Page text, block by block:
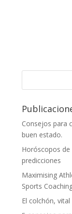
Consejos para
buen estado.
Horóscopos
predicciones
Maximising
Sports
El colchón,